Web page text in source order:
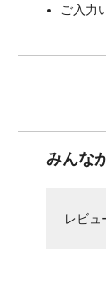
ご入力
みんな
レビュ